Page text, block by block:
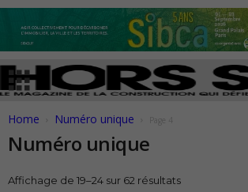
Home Numéro unique Page 4
Numéro unique
Affichage de 19–24 sur 62 résultats